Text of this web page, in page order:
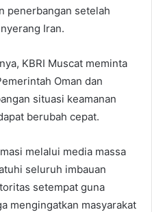
penerbangan setelah
Iran.
KBRI Muscat meminta
Oman dan
situasi keamanan
berubah cepat.
melalui media massa
seluruh imbauan
setempat guna
mengingatkan masyarakat